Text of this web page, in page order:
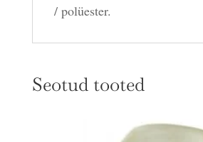
/ polüester.
Seotud tooted